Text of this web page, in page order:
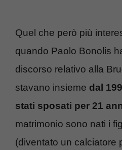
Quel che però più
quando Paolo Bonolis
discorso relativo alla
stavano insieme dal
stati sposati per 21
matrimonio sono nati i
(diventato un calciatore